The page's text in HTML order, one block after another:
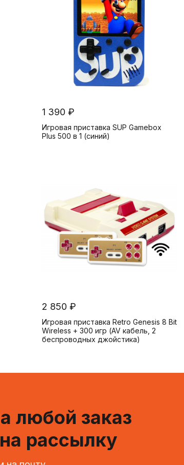
1 390 ₽
Игровая приставка SUP Gamebox
Plus 500 в 1 (синий)
2 850 ₽
Игровая приставка Retro Genesis 8 Bit
Wireless + 300 игр (AV кабель, 2
беспроводных джойстика)
любой заказ
рассылку